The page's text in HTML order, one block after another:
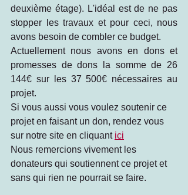
deuxième étage). L'idéal est de ne pas
stopper les travaux et pour ceci, nous
avons besoin de combler ce budget.
Actuellement nous avons en dons et
promesses de dons la somme de 26
144€ sur les 37 500€ nécessaires au
projet.
Si vous aussi vous voulez soutenir ce
projet en faisant un don, rendez vous
sur notre site en cliquant ici
Nous remercions vivement les
donateurs qui soutiennent ce projet et
sans qui rien ne pourrait se faire.